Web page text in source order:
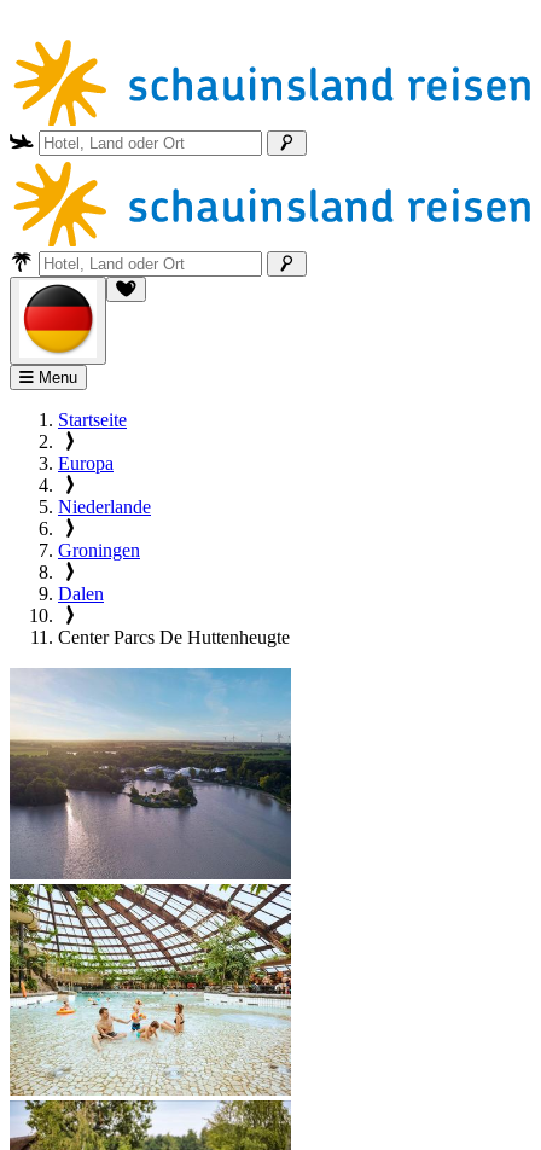
Menu
Startseite
Europa
Niederlande
Groningen
Dalen
Center Parcs De Huttenheugte